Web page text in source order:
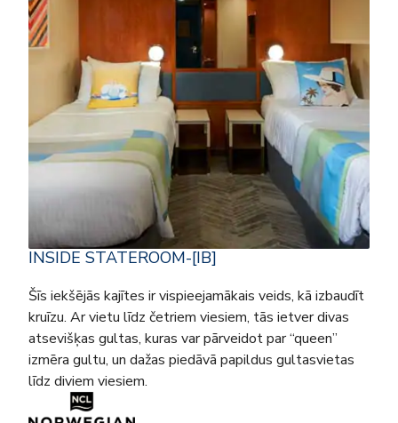
INSIDE STATEROOM-[IB]
Šīs iekšējās kajītes ir vispieejamākais veids, kā izbaudīt
kruīzu. Ar vietu līdz četriem viesiem, tās ietver divas
atsevišķas gultas, kuras var pārveidot par “queen”
izmēra gultu, un dažas piedāvā papildus gultasvietas
līdz diviem viesiem.